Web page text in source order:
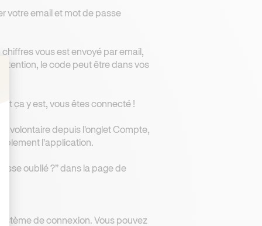
votre email et mot de passe
chiffres vous est envoyé par email,
le code peut être dans vos
ça y est, vous êtes connecté !
volontaire depuis l'onglet Compte,
l'application.
oublié ?” dans la page de
de connexion. Vous pouvez